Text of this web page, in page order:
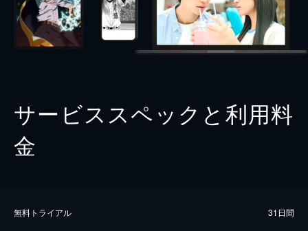
サービススペックと利用料
金
無料トライアル 31日間